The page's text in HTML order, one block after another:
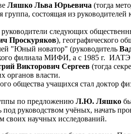
Ляшко Льва Юрьевича (тогда
группа, состоящая из
следующих
Проскуряков), географического
"Юный новатор" (руководитель
филиала МИФИ, а с 1985 г. ИАТЭ
Викторович Сергеев (тогда
органов власти.
общества учащихся стал доктор
по предложению Л.Ю. Ляшко
под руководством учёных, начать
своих научных исследований.